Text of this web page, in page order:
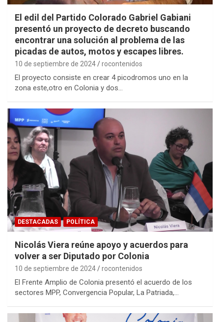
El edil del Partido Colorado Gabriel Gabiani
presentó un proyecto de decreto buscando
encontrar una solución al problema de las
picadas de autos, motos y escapes libres.
10 de septiembre de 2024 rocontenidos
El proyecto consiste en crear 4 picodromos uno en la
zona este,otro en Colonia y dos…
DESTACADAS POLÍTICA
Nicolás Viera reúne apoyo y acuerdos para
volver a ser Diputado por Colonia
10 de septiembre de 2024 rocontenidos
El Frente Amplio de Colonia presentó el acuerdo de los
sectores MPP, Convergencia Popular, La Patriada,…